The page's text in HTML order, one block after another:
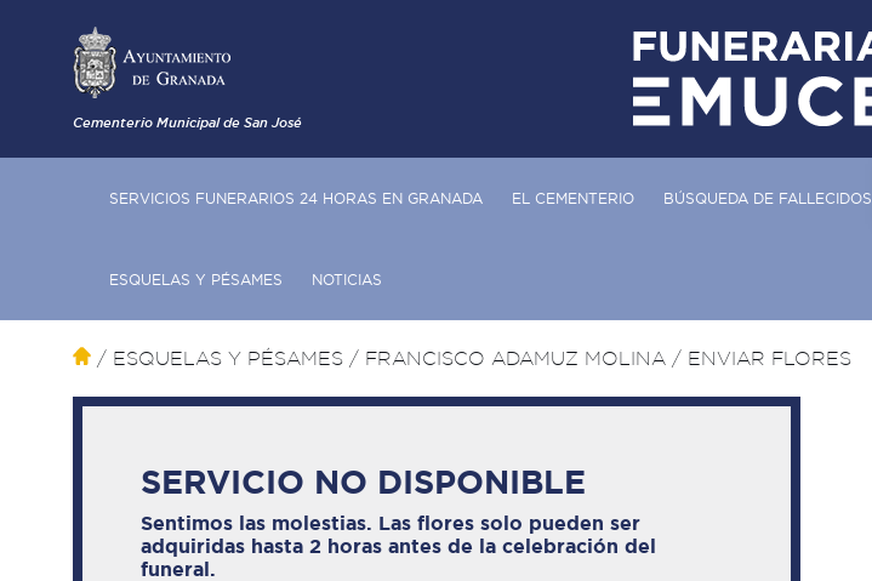
Cementerio Municipal de San José
SERVICIOS FUNERARIOS 24 HORAS EN GRANADA EL CEMENTERIO BÚSQUEDA DE FALLECIDOS
ESQUELAS Y PÉSAMES NOTICIAS
/ ESQUELAS Y PÉSAMES / FRANCISCO ADAMUZ MOLINA / ENVIAR FLORES
SERVICIO NO DISPONIBLE
Sentimos las molestias. Las flores solo pueden ser
adquiridas hasta 2 horas antes de la celebración del
funeral.